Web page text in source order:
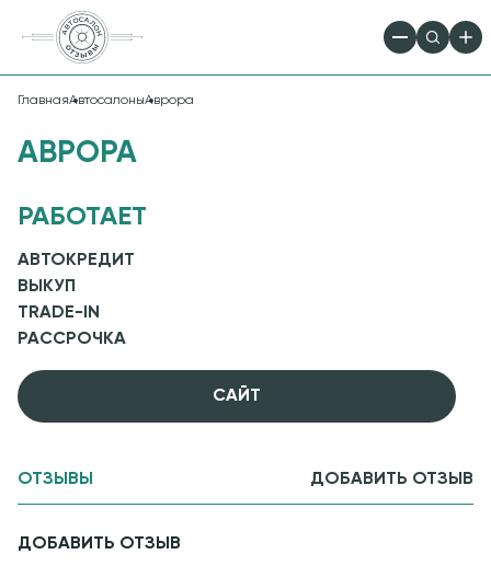
ГлавнаяАвтосалоныАврора
АВРОРА
РАБОТАЕТ
АВТОКРЕДИТ
ВЫКУП
TRADE-IN
РАССРОЧКА
CАЙТ
ОТЗЫВЫ ДОБАВИТЬ ОТЗЫВ
ДОБАВИТЬ ОТЗЫВ